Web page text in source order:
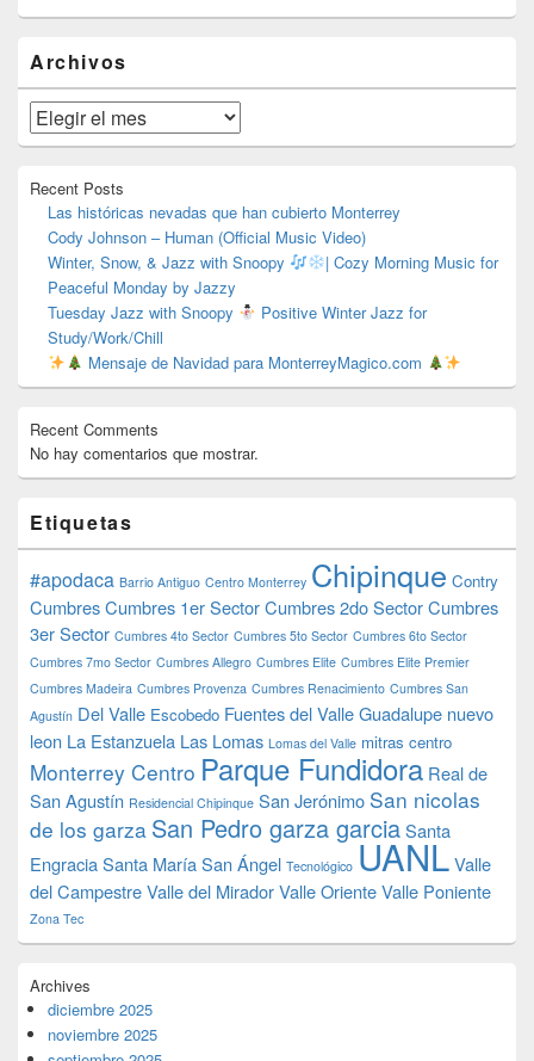
área
de
widget
barra
lateral
Archivos
Archivos
Recent Posts
Las históricas nevadas que han cubierto Monterrey
Cody Johnson – Human (Official Music Video)
Winter, Snow, & Jazz with Snoopy
| Cozy Morning Music for
Peaceful Monday by Jazzy
Tuesday Jazz with Snoopy
Positive Winter Jazz for
Study/Work/Chill
Mensaje de Navidad para MonterreyMagico.com
Recent Comments
No hay comentarios que mostrar.
Etiquetas
#apodaca Barrio Antiguo Centro Monterrey Chipinque Contry
CumbresCumbres 1er SectorCumbres 2do SectorCumbres
3er Sector Cumbres 4to Sector Cumbres 5to Sector Cumbres 6to Sector
Cumbres 7mo Sector Cumbres Allegro Cumbres Elite Cumbres Elite Premier
Cumbres Madeira Cumbres Provenza Cumbres Renacimiento Cumbres San
Agustín Del Valle Escobedo Fuentes del ValleGuadalupe nuevo
leon La Estanzuela Las Lomas Lomas del Valle mitras centro
Monterrey Centro Parque Fundidora Real de
San Agustín Residencial Chipinque San Jerónimo San nicolas
de los garza San Pedro garza garciaSanta
EngraciaSanta MaríaSan Ángel Tecnológico UANLValle
del CampestreValle del MiradorValle OrienteValle Poniente
Zona Tec
Archives
diciembre 2025
noviembre 2025